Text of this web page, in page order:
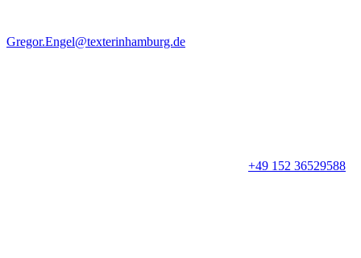
Gregor.Engel@texterinhamburg.de
+49 152 36529588